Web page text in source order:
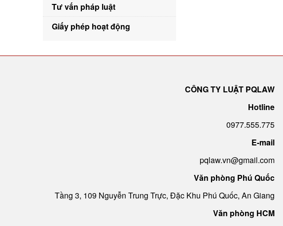
Tư vấn pháp luật
Giấy phép hoạt động
CÔNG TY LUẬT PQLAW
Hotline
0977.555.775
E-mail
pqlaw.vn@gmail.com
Văn phòng Phú Quốc
Tầng 3, 109 Nguyễn Trung Trực, Đặc Khu Phú Quốc, An Giang
Văn phòng HCM